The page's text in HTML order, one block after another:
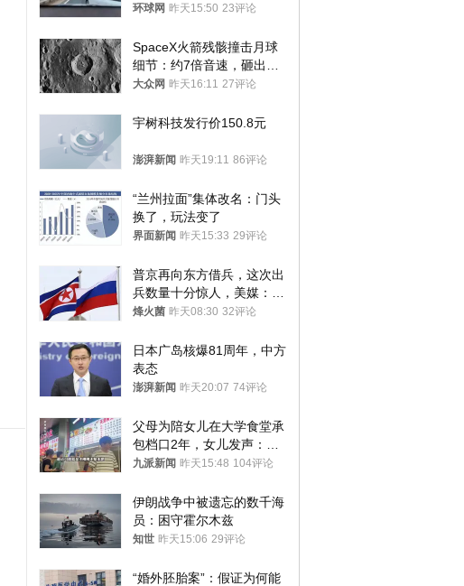
车”，太危险了
环球网 昨天15:50 23评论
SpaceX火箭残骸撞击月球
细节：约7倍音速，砸出直
径约30米撞击坑
大众网 昨天16:11 27评论
宇树科技发行价150.8元
澎湃新闻 昨天19:11 86评论
“兰州拉面”集体改名：门头
换了，玩法变了
界面新闻 昨天15:33 29评论
普京再向东方借兵，这次出
兵数量十分惊人，美媒：俄
朝要动真格？
烽火菌 昨天08:30 32评论
日本广岛核爆81周年，中方
表态
澎湃新闻 昨天20:07 74评论
父母为陪女儿在大学食堂承
包档口2年，女儿发声：初
衷是为了陪伴，毕业后将不
九派新闻 昨天15:48 104评论
伊朗战争中被遗忘的数千海
员：困守霍尔木兹
知世 昨天15:06 29评论
“婚外胚胎案”：假证为何能